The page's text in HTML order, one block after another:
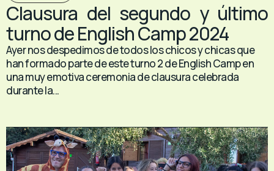
Clausura del segundo y último
turno de English Camp 2024
Ayer nos despedimos de todos los chicos y chicas que
han formado parte de este turno 2 de English Camp en
una muy emotiva ceremonia de clausura celebrada
durante la...